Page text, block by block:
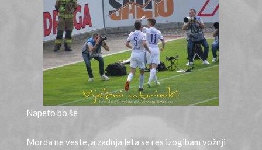
Napeto bo še
Morda ne veste, a zadnja leta se res izogibam vožnji